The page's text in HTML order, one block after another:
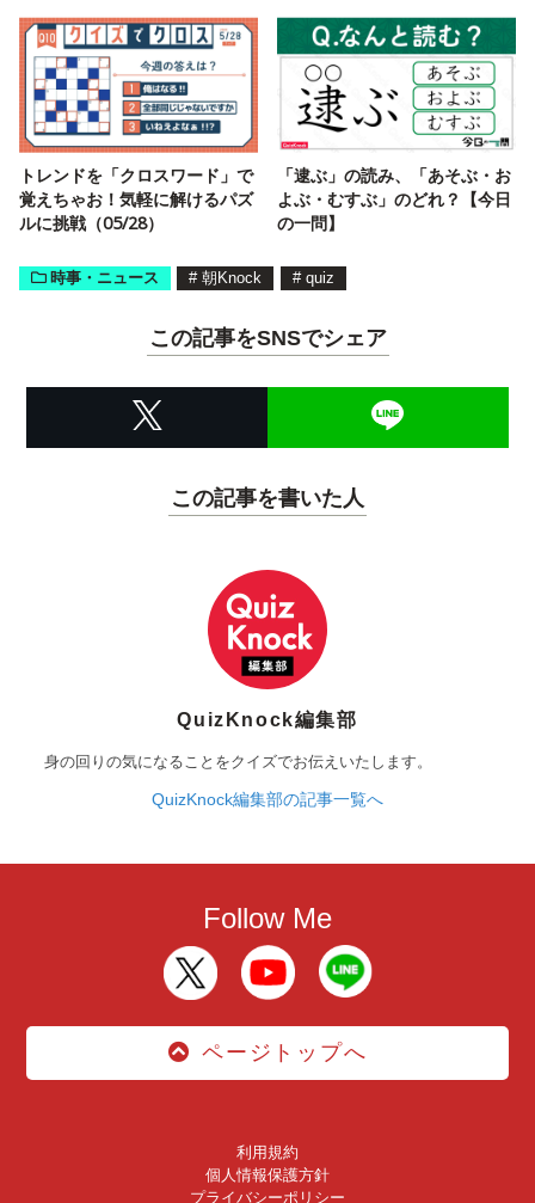
トレンドを「クロスワード」で
覚えちゃお！気軽に解けるパズ
ルに挑戦（05/28）
「逮ぶ」の読み、「あそぶ・お
よぶ・むすぶ」のどれ？【今日
の一問】
時事・ニュース # 朝Knock # quiz
この記事をSNSでシェア
この記事を書いた人
QuizKnock編集部
身の回りの気になることをクイズでお伝えいたします。
QuizKnock編集部の記事一覧へ
Follow Me
ページトップへ
利用規約
個人情報保護方針
プライバシーポリシー